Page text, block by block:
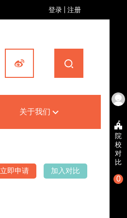
注册
登录
关于我们
加入对比
立即申请
院
校
对
比
0